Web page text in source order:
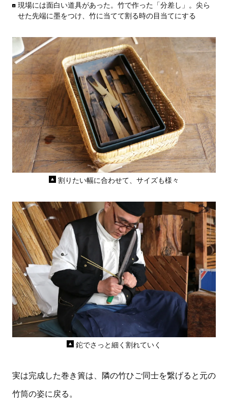
現場には面白い道具があった。竹で作った「分差し」。尖ら
せた先端に墨をつけ、竹に当てて割る時の目当てにする
割りたい幅に合わせて、サイズも様々
鉈でさっと細く割れていく
実は完成した巻き簀は、隣の竹ひご同士を繋げると元の
竹筒の姿に戻る。